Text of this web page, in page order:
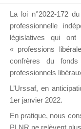
La loi n°2022-172
professionnelle
législatives qui ont
« professions
confrères du fonds
professionnels
L’Urssaf, en
1er janvier 2022.
En pratique, nous
PLNR ne relèvent